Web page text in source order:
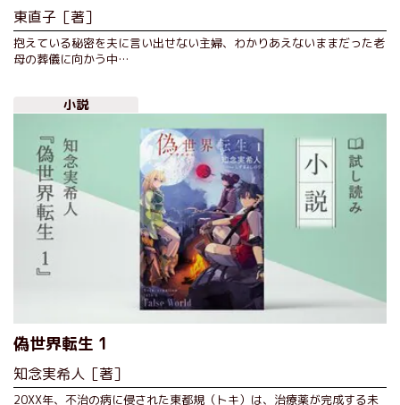
東直子［著］
抱えている秘密を夫に言い出せない主婦、わかりあえないままだった老
母の葬儀に向かう中…
小説
偽世界転生 1
知念実希人［著］
20XX年、不治の病に侵された東都規（トキ）は、治療薬が完成する未